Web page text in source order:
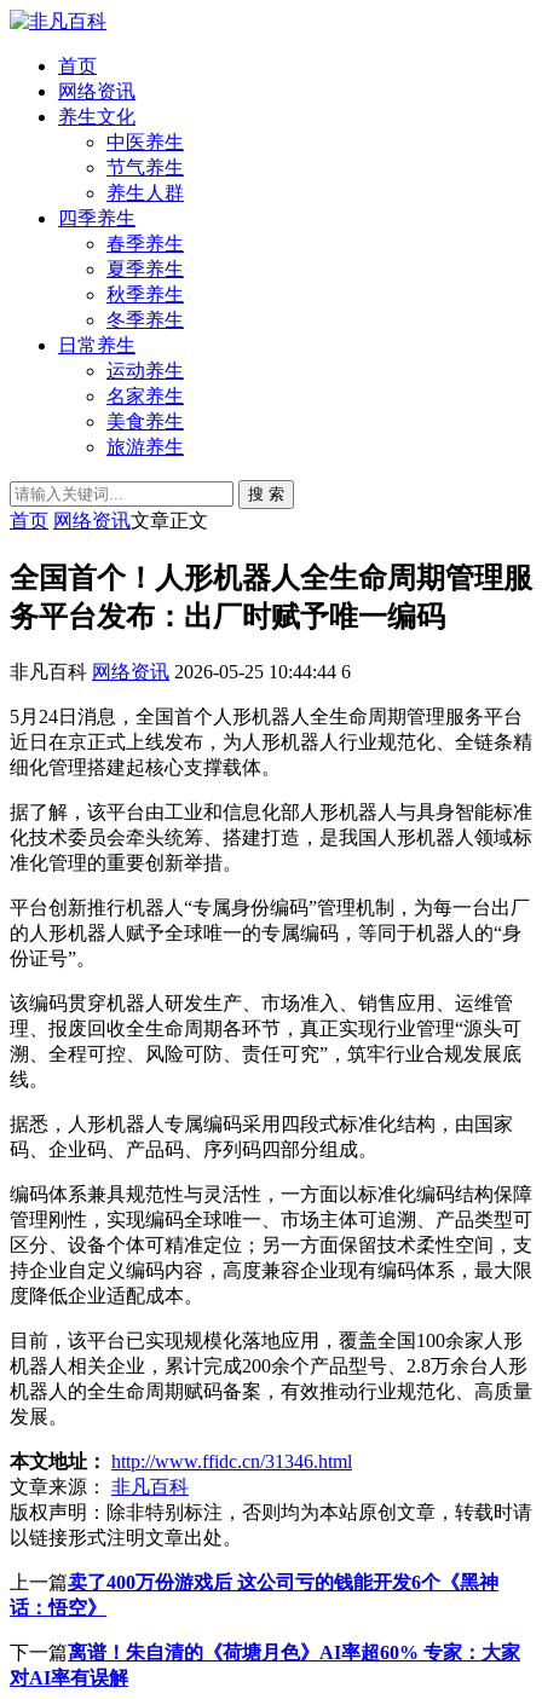
首页
网络资讯
养生文化
中医养生
节气养生
养生人群
四季养生
春季养生
夏季养生
秋季养生
冬季养生
日常养生
运动养生
名家养生
美食养生
旅游养生
搜 索
首页 网络资讯文章正文
全国首个！人形机器人全生命周期管理服
务平台发布：出厂时赋予唯一编码
非凡百科 网络资讯 2026-05-25 10:44:44 6
5月24日消息，全国首个人形机器人全生命周期管理服务平台
近日在京正式上线发布，为人形机器人行业规范化、全链条精
细化管理搭建起核心支撑载体。
据了解，该平台由工业和信息化部人形机器人与具身智能标准
化技术委员会牵头统筹、搭建打造，是我国人形机器人领域标
准化管理的重要创新举措。
平台创新推行机器人“专属身份编码”管理机制，为每一台出厂
的人形机器人赋予全球唯一的专属编码，等同于机器人的“身
份证号”。
该编码贯穿机器人研发生产、市场准入、销售应用、运维管
理、报废回收全生命周期各环节，真正实现行业管理“源头可
溯、全程可控、风险可防、责任可究”，筑牢行业合规发展底
线。
据悉，人形机器人专属编码采用四段式标准化结构，由国家
码、企业码、产品码、序列码四部分组成。
编码体系兼具规范性与灵活性，一方面以标准化编码结构保障
管理刚性，实现编码全球唯一、市场主体可追溯、产品类型可
区分、设备个体可精准定位；另一方面保留技术柔性空间，支
持企业自定义编码内容，高度兼容企业现有编码体系，最大限
度降低企业适配成本。
目前，该平台已实现规模化落地应用，覆盖全国100余家人形
机器人相关企业，累计完成200余个产品型号、2.8万余台人形
机器人的全生命周期赋码备案，有效推动行业规范化、高质量
发展。
本文地址： http://www.ffidc.cn/31346.html
文章来源：
非凡百科
版权声明： 除非特别标注，否则均为本站原创文章，转载时请
以链接形式注明文章出处。
上一篇卖了400万份游戏后 这公司亏的钱能开发6个《黑神
话：悟空》
下一篇离谱！朱自清的《荷塘月色》AI率超60% 专家：大家
对AI率有误解